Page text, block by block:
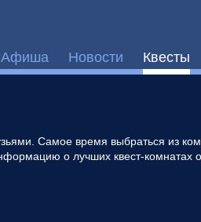
Афиша Новости Квесты
Самое время выбраться из
о лучших квест-комнатах